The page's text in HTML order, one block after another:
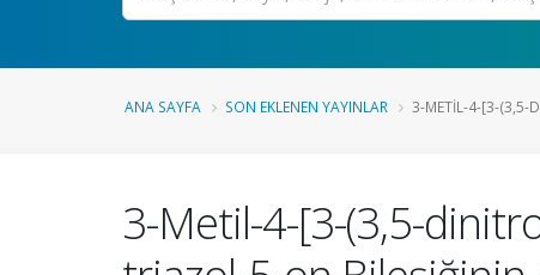
ANA SAYFA SON EKLENEN YAYINLAR 3-METIL-4-[3-(3,5-
3-Metil-4-[3-(3,5-